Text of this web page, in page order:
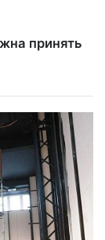
принять